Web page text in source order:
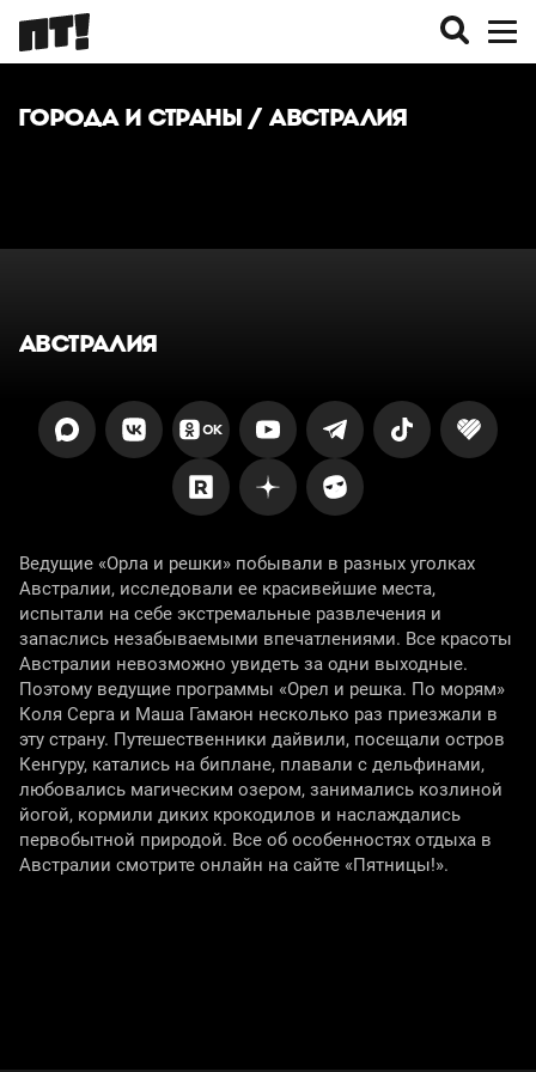
ГОРОДА И СТРАНЫ / АВСТРАЛИЯ
АВСТРАЛИЯ
Ведущие «Орла и решки» побывали в разных уголках
Австралии, исследовали ее красивейшие места,
испытали на себе экстремальные развлечения и
запаслись незабываемыми впечатлениями. Все красоты
Австралии невозможно увидеть за одни выходные.
Поэтому ведущие программы «Орел и решка. По морям»
Коля Серга и Маша Гамаюн несколько раз приезжали в
эту страну. Путешественники дайвили, посещали остров
Кенгуру, катались на биплане, плавали с дельфинами,
любовались магическим озером, занимались козлиной
йогой, кормили диких крокодилов и наслаждались
первобытной природой. Все об особенностях отдыха в
Австралии смотрите онлайн на сайте «Пятницы!».